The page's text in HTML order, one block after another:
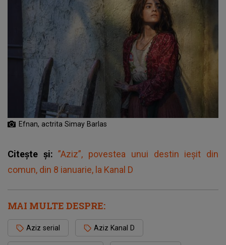
Efnan, actrita Simay Barlas
Citește și:”Aziz”, povestea unui destin ieșit din
comun, din 8 ianuarie, la Kanal D
MAI MULTE DESPRE:
Aziz serial Aziz Kanal D